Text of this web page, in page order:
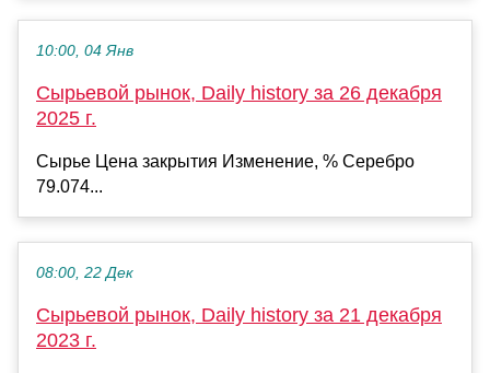
10:00, 04 Янв
Сырьевой рынок, Daily history за 26 декабря
2025 г.
Сырье Цена закрытия Изменение, % Серебро
79.074...
08:00, 22 Дек
Сырьевой рынок, Daily history за 21 декабря
2023 г.